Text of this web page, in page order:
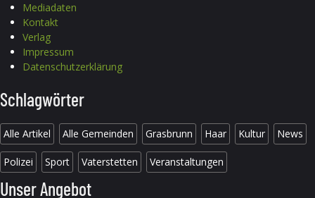
Mediadaten
Kontakt
Verlag
Impressum
Datenschutzerklärung
Schlagwörter
Alle Artikel Alle Gemeinden Grasbrunn Haar Kultur News
Polizei Sport Vaterstetten Veranstaltungen
Unser Angebot